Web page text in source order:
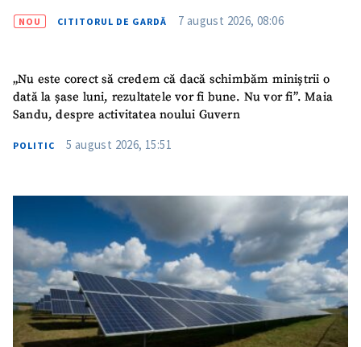
NOU CITITORUL DE GARDĂ 7 august 2026, 08:06
„Nu este corect să credem că dacă schimbăm miniștrii o
dată la șase luni, rezultatele vor fi bune. Nu vor fi”. Maia
Sandu, despre activitatea noului Guvern
POLITIC 5 august 2026, 15:51